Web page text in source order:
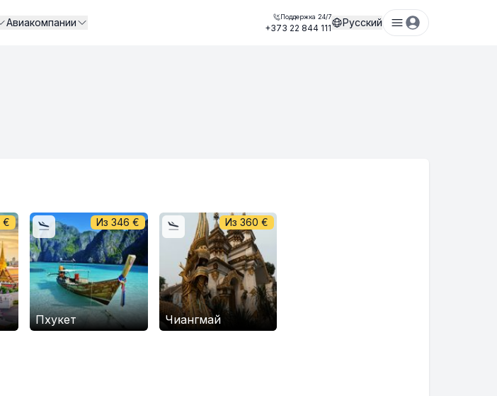
Авиакомпании Поддержка 24/7
+373 22 844 111 Русский
€
Пхукет
Из 346 €
Чиангмай
Из 360 €